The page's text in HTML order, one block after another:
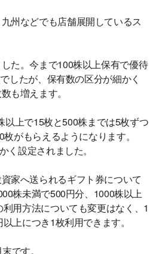
州などでも店舗展開しているス
た。今まで100株以上保有で優待
したが、保有数の区分が細かく
も増えます。
上で15枚と500株までは5枚ずつ
がもらえるようになります。
く設定されました。
家へ送られるギフト券について
株未満で500円分、1000株以上
用方法についても変更はなく、1
上につき1枚利用できます。
です。